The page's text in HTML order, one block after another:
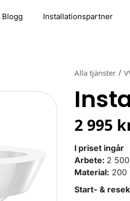
Blogg Installationspartner
Alla tjänster /
2 995
I priset ingår
Arbete: 2
Material: 200
Start- &